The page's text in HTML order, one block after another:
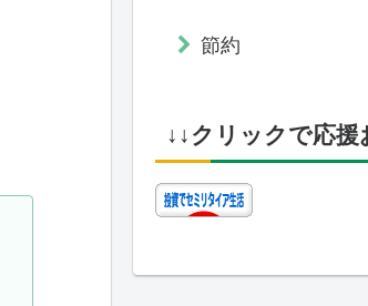
節約
↓↓クリックで応